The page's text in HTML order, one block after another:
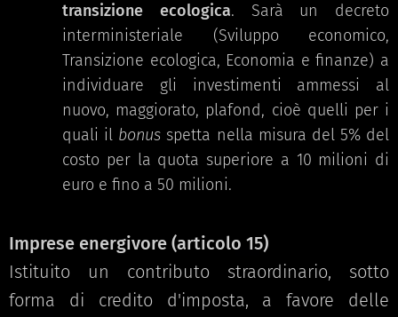
transizione ecologica. Sarà un decreto
interministeriale (Sviluppo economico,
Transizione ecologica, Economia e finanze) a
individuare gli investimenti ammessi al
nuovo, maggiorato, plafond, cioè quelli per i
quali il bonus spetta nella misura del 5% del
costo per la quota superiore a 10 milioni di
euro e fino a 50 milioni.
Imprese energivore (articolo 15)
Istituito un contributo straordinario, sotto
forma di credito d'imposta, a favore delle